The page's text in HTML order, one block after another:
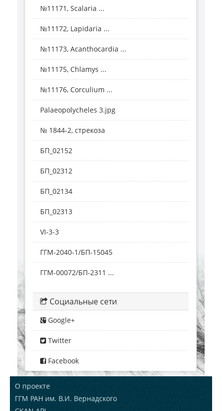
№11171, Scalaria ...
№11172, Lapidaria ...
№11173, Acanthocardia ...
№11175, Chlamys ...
№11176, Corculium ...
Palaeopolycheles 3.jpg
№ 1844-2, стрекоза
БП_02152
БП_02312
БП_02134
БП_02313
VI-3-3
ГГМ-2040-1/БП-15045
ГГМ-00072/БП-2311 ...
Социальные сети
Google+
Twitter
Facebook
О проекте
ГГМ РАН им. В.И. Вернадского